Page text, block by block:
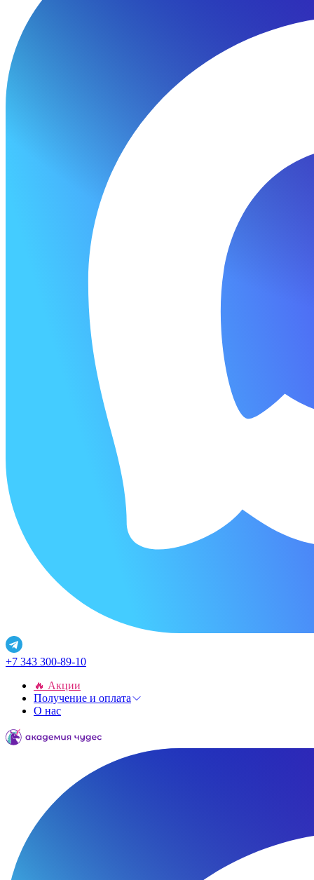
+7 343 300-89-10
🔥 Акции
Получение и оплата
О нас